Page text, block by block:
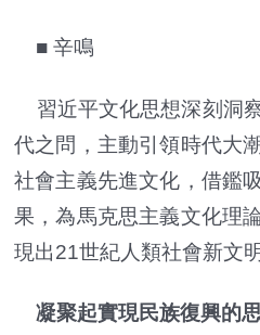
■ 辛鳴
習近平文化思想深刻洞
代之問，主動引領時代大
社會主義先進文化，借鑑
果，為馬克思主義文化理
現出21世紀人類社會新文明
凝聚起實現民族復興的